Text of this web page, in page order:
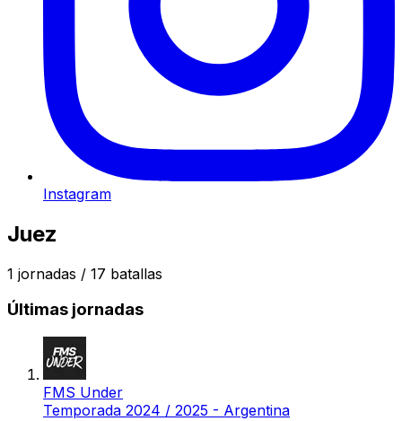
Instagram
Juez
1 jornadas / 17 batallas
Últimas jornadas
FMS Under
Temporada 2024 / 2025 - Argentina